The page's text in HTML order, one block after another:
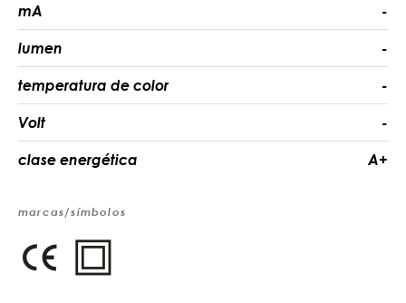
mA -
lumen -
temperatura de color -
Volt -
clase energética A+
marcas/símbolos